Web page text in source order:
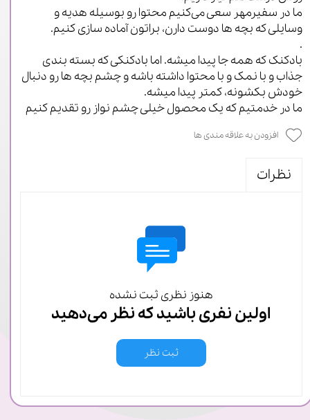
ما در سفیرمهر سعی می‌کنیم محتوا رو بوسیله هدیه و
وسایلی که بچه ها دوست دارن، براتون آماده سازی کنیم.
.
بادکنک که همه جا پیدا میشه. اما بادکنکی که بسته بندی
جذاب و با نمک و با محتوا داشته باشه و چشم بچه ها رو دنبال
خودش بکشونه، کمتر پیدا میشه.
ما در خدمتیم که یک محصول خیلی چشم نواز رو تقدیم کنیم
افزودن به علاقه مندی ها
نظرات
هنوز نظری ثبت نشده
اولین نفری باشید که نظر می‌دهید
ثبت نظر